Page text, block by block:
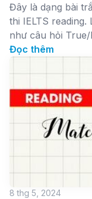
Đây là dạng bài
thi IELTS
như câu hỏi True/
Đọc thêm
8 thg 5, 2024